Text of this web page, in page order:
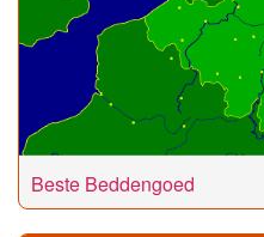
Beste Beddengoed